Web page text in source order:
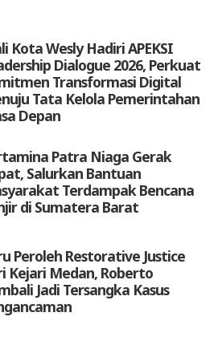
Kota Wesly Hadiri APEKSI
Dialogue 2026, Perkuat
Transformasi Digital
Tata Kelola Pemerintahan
Depan
Patra Niaga Gerak
Salurkan Bantuan
Terdampak Bencana
di Sumatera Barat
Peroleh Restorative Justice
Kejari Medan, Roberto
Jadi Tersangka Kasus